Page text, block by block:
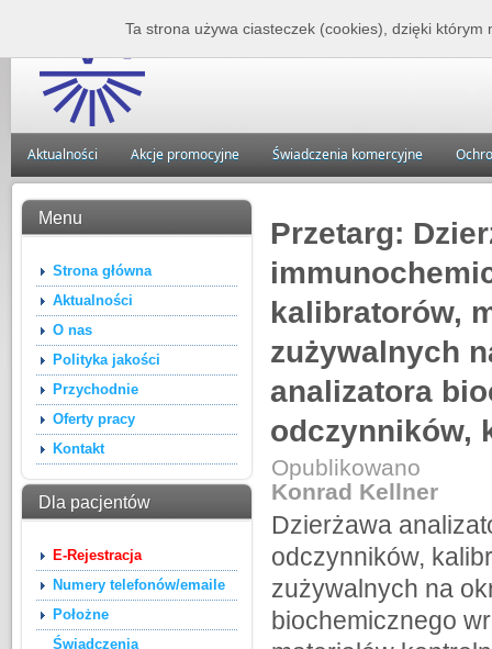
Zakład
Aktualności Akcje promocyjne Świadczenia komercyjne
Menu
Strona główna
Aktualności
O nas
Polityka jakości
Przychodnie
Oferty pracy
Kontakt
Dla pacjentów
E-Rejestracja
Numery telefonów/emaile
Położne
Świadczenia
Przetarg:
kalibratorów,
zużywalnych
analizatora
odczynników,
Opublikowano
Konrad Kellner
Dzierżawa
odczynników,
zużywalnych na
biochemicznego
Ta strona używa ciasteczek (cookies), dzięki którym